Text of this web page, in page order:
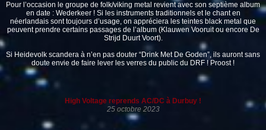
Pour l’occasion le groupe de folk/viking metal revient avec son septième album
en date : Wederkeer ! Si les instruments traditionnels et le chant en
néerlandais sont toujours d’usage, on appréciera les teintes black metal que
peuvent prendre certains passages de l’album (Klauwen Vooruit ou encore De
Strijd Duurt Voort).
Si Heidevolk scandera à n’en pas douter “Drink Met De Goden”, ils auront sans
doute envie de faire lever les verres du public du DRF ! Proost !
High Voltage reprends AC/DC à Durbuy !
25 octobre 2023